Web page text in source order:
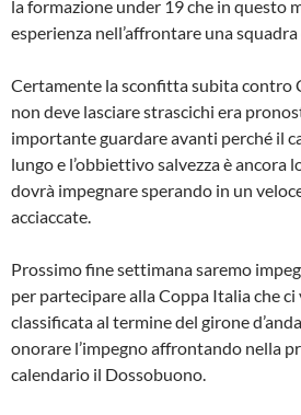
la formazione under 19 che in questo
esperienza nell’affrontare una
Certamente la sconfitta subita contro
non deve lasciare strascichi era
importante guardare avanti perché il
lungo e l’obbiettivo salvezza è ancora
dovrà impegnare sperando in un
acciaccate.
Prossimo fine settimana saremo
per partecipare alla Coppa Italia che ci
classificata al termine del girone
onorare l’impegno affrontando nella
calendario il Dossobuono.